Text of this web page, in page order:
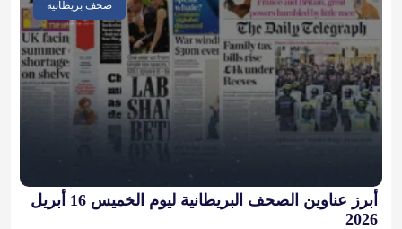
صحف بريطانية
أبرز عناوين الصحف البريطانية ليوم الخميس 16 أبريل
2026